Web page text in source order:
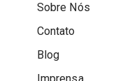
Sobre Nós
Contato
Blog